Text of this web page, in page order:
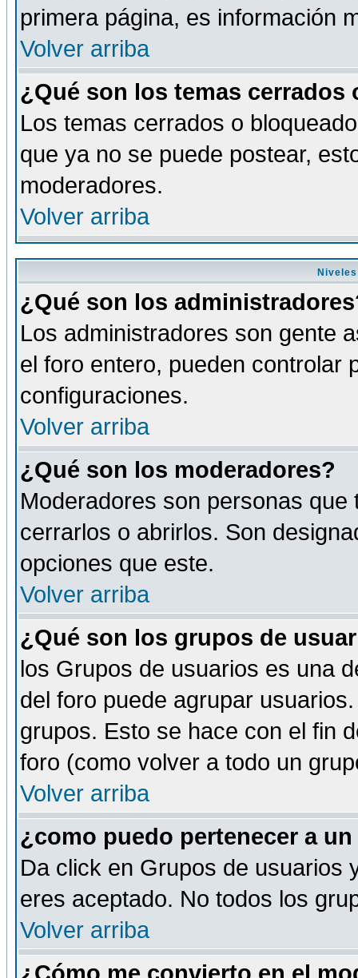
primera página, es información
Volver arriba
¿Qué son los temas cerrados
Los temas cerrados o
que ya no se puede postear,
moderadores.
Volver arriba
¿Qué son los
Los administradores son gente
el foro entero, pueden controlar
configuraciones.
Volver arriba
¿Qué son los moderadores?
Moderadores son personas
cerrarlos o abrirlos. Son
opciones que este.
Volver arriba
¿Qué son los grupos de
los Grupos de usuarios es una
del foro puede agrupar
grupos. Esto se hace con el fin
foro (como volver a todo un
Volver arriba
¿como puedo pertenecer a
Da click en Grupos de usuarios
eres aceptado. No todos los
Volver arriba